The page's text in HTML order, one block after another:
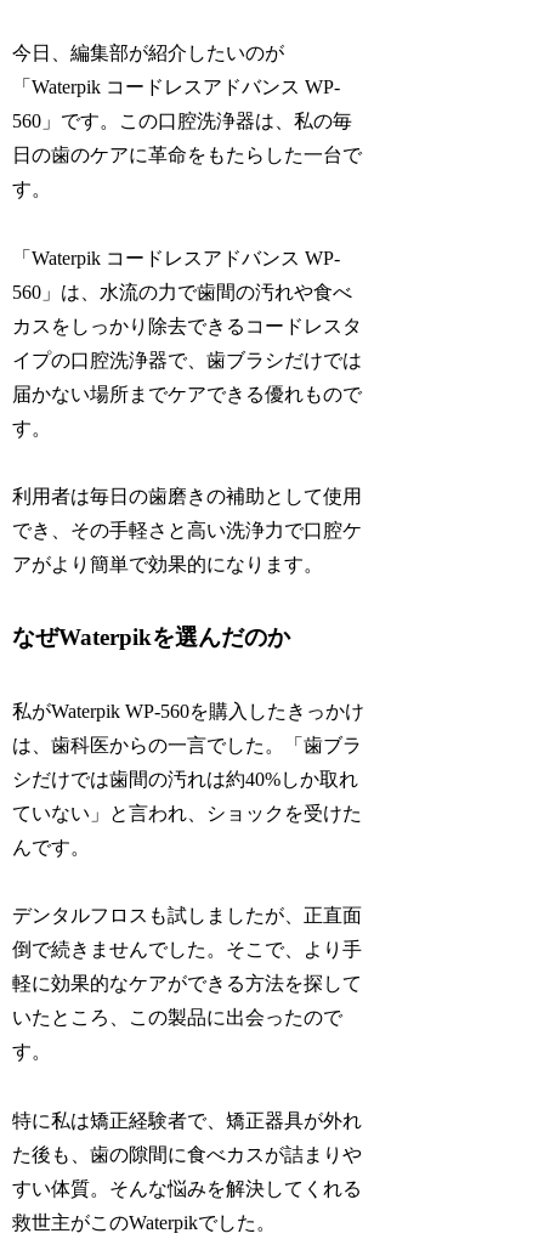
今日、編集部が紹介したいのが
「Waterpik コードレスアドバンス WP-
560」です。この口腔洗浄器は、私の毎
日の歯のケアに革命をもたらした一台で
す。
「Waterpik コードレスアドバンス WP-
560」は、水流の力で歯間の汚れや食べ
カスをしっかり除去できるコードレスタ
イプの口腔洗浄器で、歯ブラシだけでは
届かない場所までケアできる優れもので
す。
利用者は毎日の歯磨きの補助として使用
でき、その手軽さと高い洗浄力で口腔ケ
アがより簡単で効果的になります。
なぜWaterpikを選んだのか
私がWaterpik WP-560を購入したきっかけ
は、歯科医からの一言でした。「歯ブラ
シだけでは歯間の汚れは約40%しか取れ
ていない」と言われ、ショックを受けた
んです。
デンタルフロスも試しましたが、正直面
倒で続きませんでした。そこで、より手
軽に効果的なケアができる方法を探して
いたところ、この製品に出会ったので
す。
特に私は矯正経験者で、矯正器具が外れ
た後も、歯の隙間に食べカスが詰まりや
すい体質。そんな悩みを解決してくれる
救世主がこのWaterpikでした。